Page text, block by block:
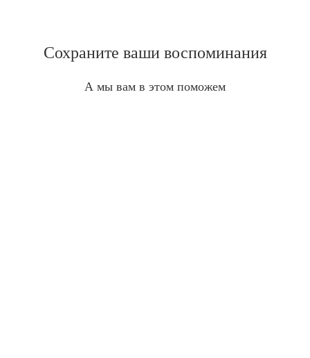
Сохраните ваши воспоминания
А мы вам в этом поможем